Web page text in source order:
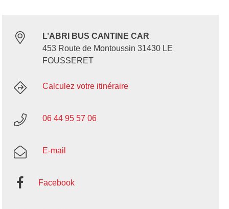
L’ABRI BUS CANTINE CAR
453 Route de Montoussin 31430 LE
FOUSSERET
Calculez votre itinéraire
06 44 95 57 06
E-mail
Facebook